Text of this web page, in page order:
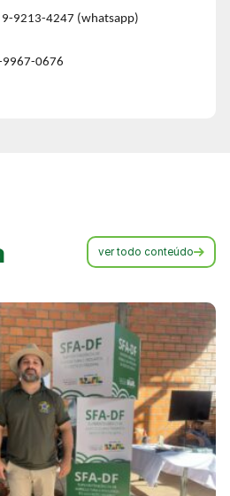
9-9213-4247 (whatsapp)
9967-0676
ver todo conteúdo